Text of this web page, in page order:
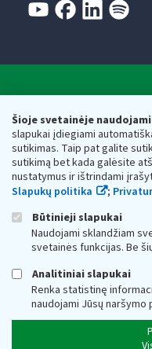
Šioje svetainėje
slapukai įdiegiami
sutikimas. Taip pat galite
sutikimą bet kada galėsite
nustatymus ir ištrindami
Slapukų politika
;
Būtinieji slapukai
Naudojami sklandžiam
svetainės funkcijas. Be
Analitiniai slapukai
Renka statistinę
naudojami Jūsų
Respublikos finansų
Biudžetinė įstaiga. Juridinio
adresas: Vasario 16-osios g.
vmi@vmi.lt, E. pristatymo
Duomenys apie Valstybinę
Respublikos finansų